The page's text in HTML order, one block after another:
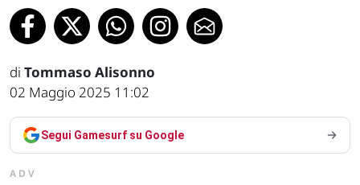
di Tommaso Alisonno
02 Maggio 2025 11:02
Segui Gamesurf su Google
ADV